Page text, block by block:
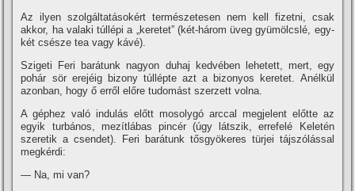
Az ilyen szolgáltatásokért természetesen nem kell fizetni, csak
akkor, ha valaki túllépi a „keretet” (két-három üveg gyümölcslé, egy-
két csésze tea vagy kávé).
Szigeti Feri barátunk nagyon duhaj kedvében lehetett, mert, egy
pohár sör erejéig bizony túllépte azt a bizonyos keretet. Anélkül
azonban, hogy ő erről előre tudomást szerzett volna.
A géphez való indulás előtt mosolygó arccal megjelent előtte az
egyik turbános, mezí­tlábas pincér (úgy látszik, errefelé Keletén
szeretik a csendet). Feri barátunk tősgyökeres türjei tájszólással
megkérdi:
— Na, mi van?